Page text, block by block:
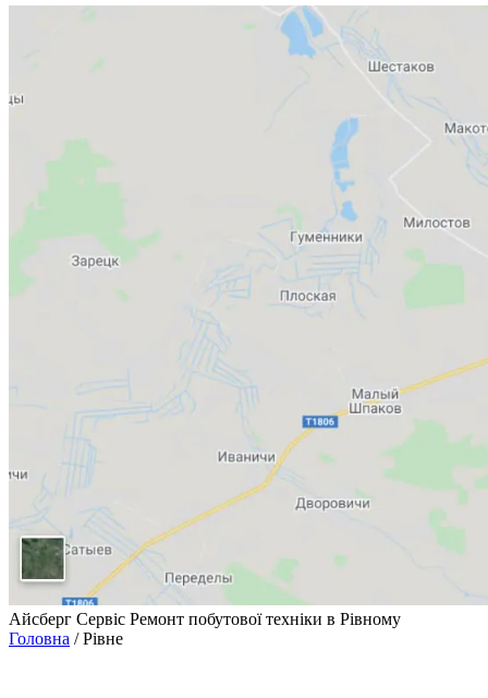
Айсберг Сервіс Ремонт побутової техніки в Рівному
Головна /Рівне